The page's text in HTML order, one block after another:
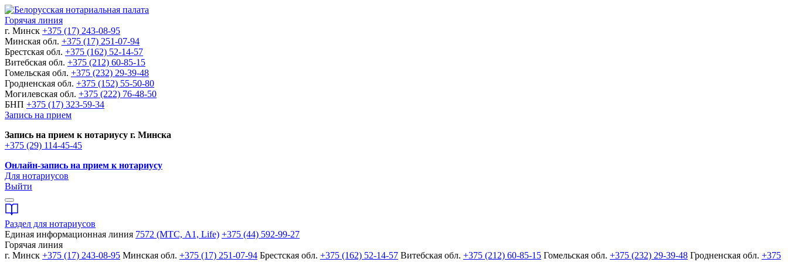
Горячая линия
г. Минск +375 (17) 243-08-95
Минская обл. +375 (17) 251-07-94
Брестская обл. +375 (162) 52-14-57
Витебская обл. +375 (212) 60-85-15
Гомельская обл. +375 (232) 29-39-48
Гродненская обл. +375 (152) 55-50-80
Могилевская обл. +375 (222) 76-48-50
БНП +375 (17) 323-59-34
Запись на прием
Запись на прием к нотариусу г. Минска
+375 (29) 114-45-45
Онлайн-запись на прием к нотариусу
Для нотариусов
Выйти
Раздел для нотариусов
Единая информационная линия 7572 (МТС, A1, Life) +375 (44) 592-99-27
Горячая линия
г. Минск +375 (17) 243-08-95 Минская обл. +375 (17) 251-07-94 Брестская обл. +375 (162) 52-14-57 Витебская обл. +375 (212) 60-85-15 Гомельская обл. +375 (232) 29-39-48 Гродненская обл. +375